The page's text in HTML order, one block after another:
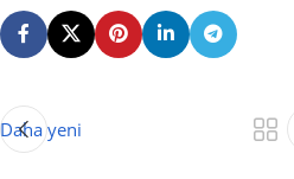
Daha yeni